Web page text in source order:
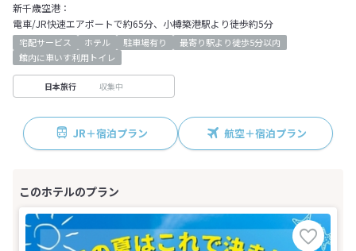
新千歳空港：
電車/JR快速エアポートで約65分、小樽築港駅より徒歩約5分
宅配サービス ホテル 駐車場有り
最寄り駅より徒歩5分以内
館内に車いす利用トイレ
日本旅行 収集中
JR＋宿泊プラン 航空＋宿泊プラン